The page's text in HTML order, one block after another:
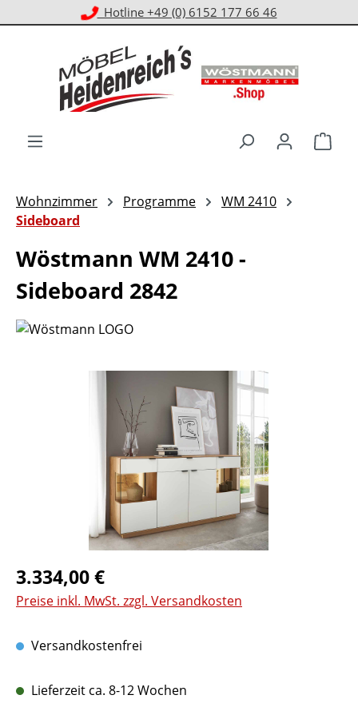
Zum Hauptinhalt springen
Kostenloser Versand ab 1.000 € EKwert**
Wohnzimmer Programme
WM 2410
Sideboard
Wöstmann WM 2410 -
Sideboard 2842
Bildergalerie überspringen
Regulärer Preis:
3.334,00 €
Preise inkl. MwSt. zzgl. Versandkosten
Versandkostenfrei
Lieferzeit ca. 8-12 Wochen